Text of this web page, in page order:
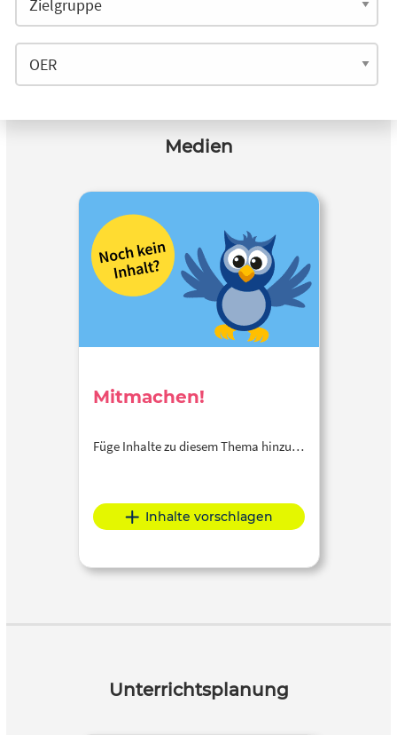
Medien
Mitmachen!
Füge Inhalte zu diesem Thema hinzu…
Inhalte vorschlagen
Unterrichtsplanung